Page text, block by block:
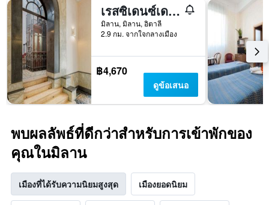
เรสซิเดนซ์เดอลาการ์
มิลาน, มิลาน, อิตาลี
2.9 กม. จากใจกลางเมือง
฿4,670
ดูข้อเสนอ
พบผลลัพธ์ที่ดีกว่าสำหรับการเข้าพักของ
คุณในมิลาน
เมืองที่ได้รับความนิยมสูงสุด เมืองยอดนิยม